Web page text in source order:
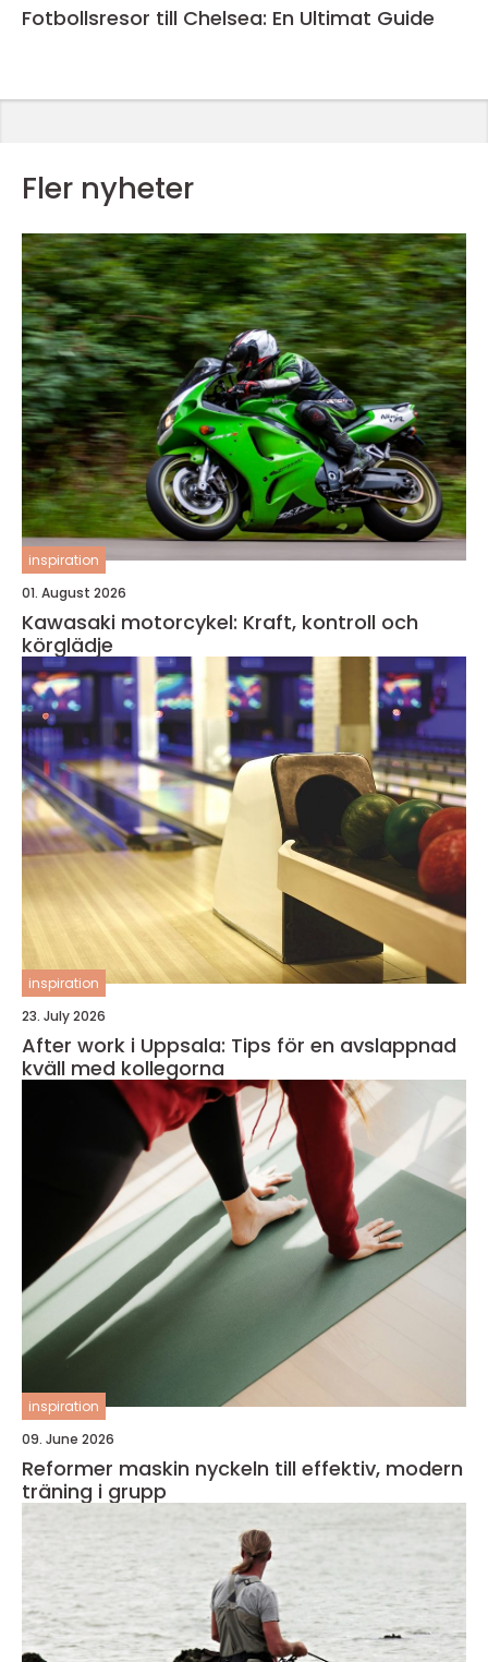
Fotbollsresor till Chelsea: En Ultimat Guide
Fler nyheter
inspiration
01. August 2026
Kawasaki motorcykel: Kraft, kontroll och
körglädje
inspiration
23. July 2026
After work i Uppsala: Tips för en avslappnad
kväll med kollegorna
inspiration
09. June 2026
Reformer maskin nyckeln till effektiv, modern
träning i grupp